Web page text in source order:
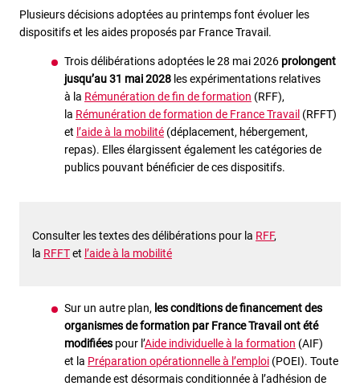
Plusieurs décisions adoptées au printemps font évoluer les
dispositifs et les aides proposés par France Travail.
Trois délibérations adoptées le 28 mai 2026 prolongent
jusqu’au 31 mai 2028 les expérimentations relatives
à la Rémunération de fin de formation (RFF),
la Rémunération de formation de France Travail (RFFT)
et l’aide à la mobilité (déplacement, hébergement,
repas). Elles élargissent également les catégories de
publics pouvant bénéficier de ces dispositifs.
Consulter les textes des délibérations pour la RFF,
la RFFTet l’aide à la mobilité
Sur un autre plan, les conditions de financement des
organismes de formation par France Travail ont été
modifiées pour l’Aide individuelle à la formation (AIF)
et la Préparation opérationnelle à l’emploi (POEI). Toute
demande est désormais conditionnée à l’adhésion de